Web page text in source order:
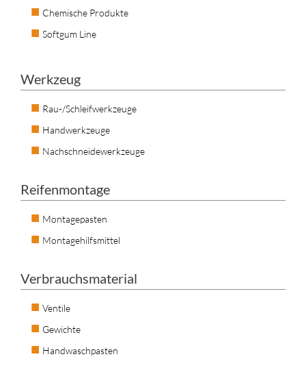
Chemische Produkte
Softgum Line
Werkzeug
Rau-/Schleifwerkzeuge
Handwerkzeuge
Nachschneidewerkzeuge
Reifenmontage
Montagepasten
Montagehilfsmittel
Verbrauchsmaterial
Ventile
Gewichte
Handwaschpasten